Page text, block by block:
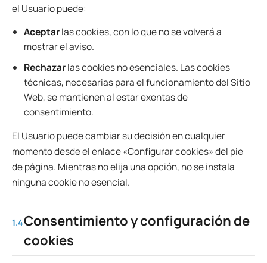
el Usuario puede:
Aceptarlas cookies, con lo que no se volverá a
mostrar el aviso.
Rechazarlas cookies no esenciales. Las cookies
técnicas, necesarias para el funcionamiento del Sitio
Web, se mantienen al estar exentas de
consentimiento.
El Usuario puede cambiar su decisión en cualquier
momento desde el enlace «Configurar cookies» del pie
de página. Mientras no elija una opción, no se instala
ninguna cookie no esencial.
1.4Consentimiento y configuración de
cookies